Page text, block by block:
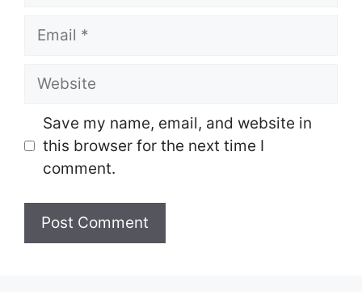
Email
Website
Save my name, email, and website in
this browser for the next time I
comment.